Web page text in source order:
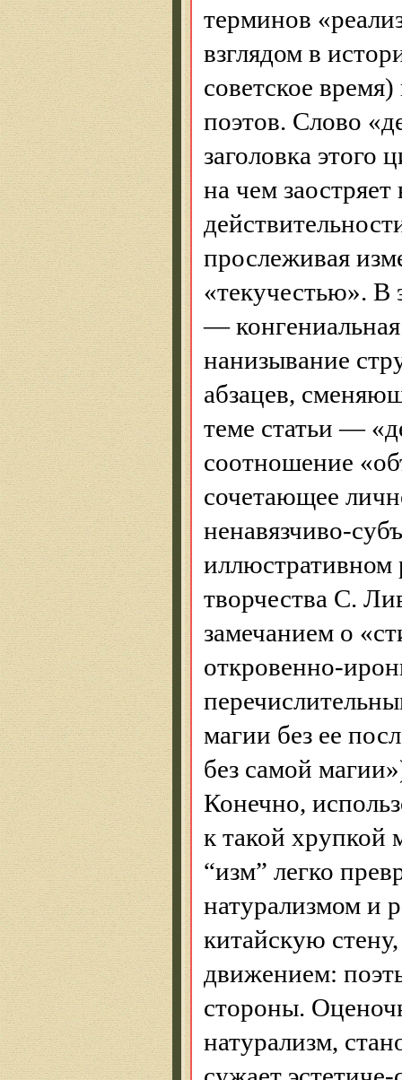
терминов
взглядом в
советское
поэтов. Слово
заголовка этого
на чем
прослеживая
«текучестью». В
—
нанизывание
абзацев,
теме статьи —
соотношение
сочетающее
ненавязчиво-
иллюстративном
творчества С.
замечанием о
откровенно-
магии без ее
без самой
Конечно,
к такой хрупкой
“изм” легко
натурализмом и
китайскую
движением:
стороны.
натурализм,